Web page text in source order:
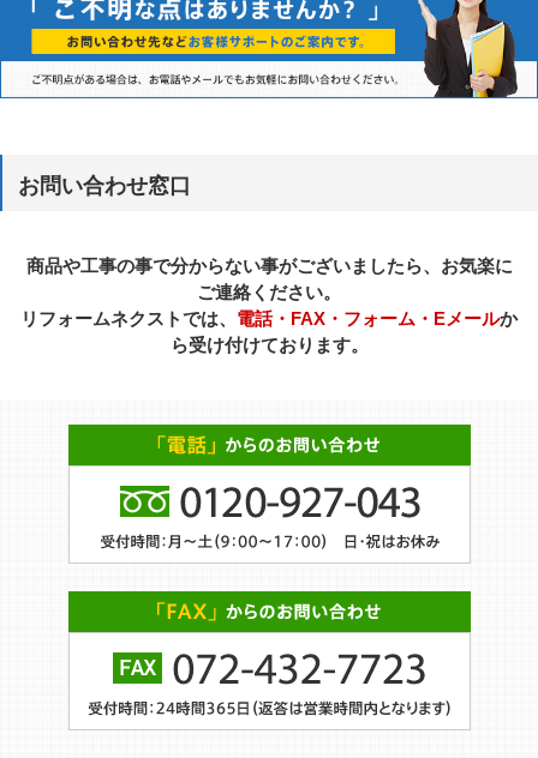
お問い合わせ窓口
商品や工事の事で分からない事がございましたら、お気楽に
ご連絡ください。
リフォームネクストでは、 電話・FAX・フォーム・Eメールか
ら受け付けております。